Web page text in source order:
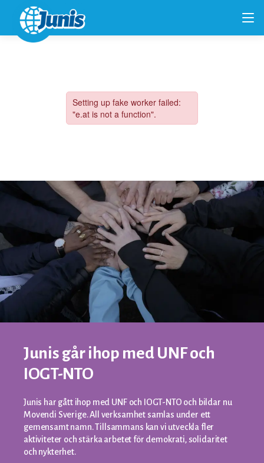
Junis går ihop med UNF och
IOGT-NTO
Junis har gått ihop med UNF och IOGT-NTO och bildar nu
Movendi Sverige. All verksamhet samlas under ett
gemensamt namn. Tillsammans kan vi utveckla fler
aktiviteter och stärka arbetet för demokrati, solidaritet
och nykterhet.